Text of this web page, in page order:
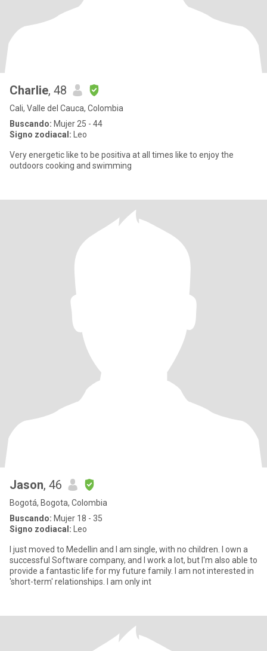
Charlie, 48
Cali, Valle del Cauca, Colombia
Buscando: Mujer 25 - 44
Signo zodiacal: Leo
Very energetic like to be positiva at all times like to enjoy the
outdoors cooking and swimming
Jason, 46
Bogotá, Bogota, Colombia
Buscando: Mujer 18 - 35
Signo zodiacal: Leo
I just moved to Medellin and I am single, with no children. I own a
successful Software company, and I work a lot, but I'm also able to
provide a fantastic life for my future family. I am not interested in
'short-term' relationships. I am only int